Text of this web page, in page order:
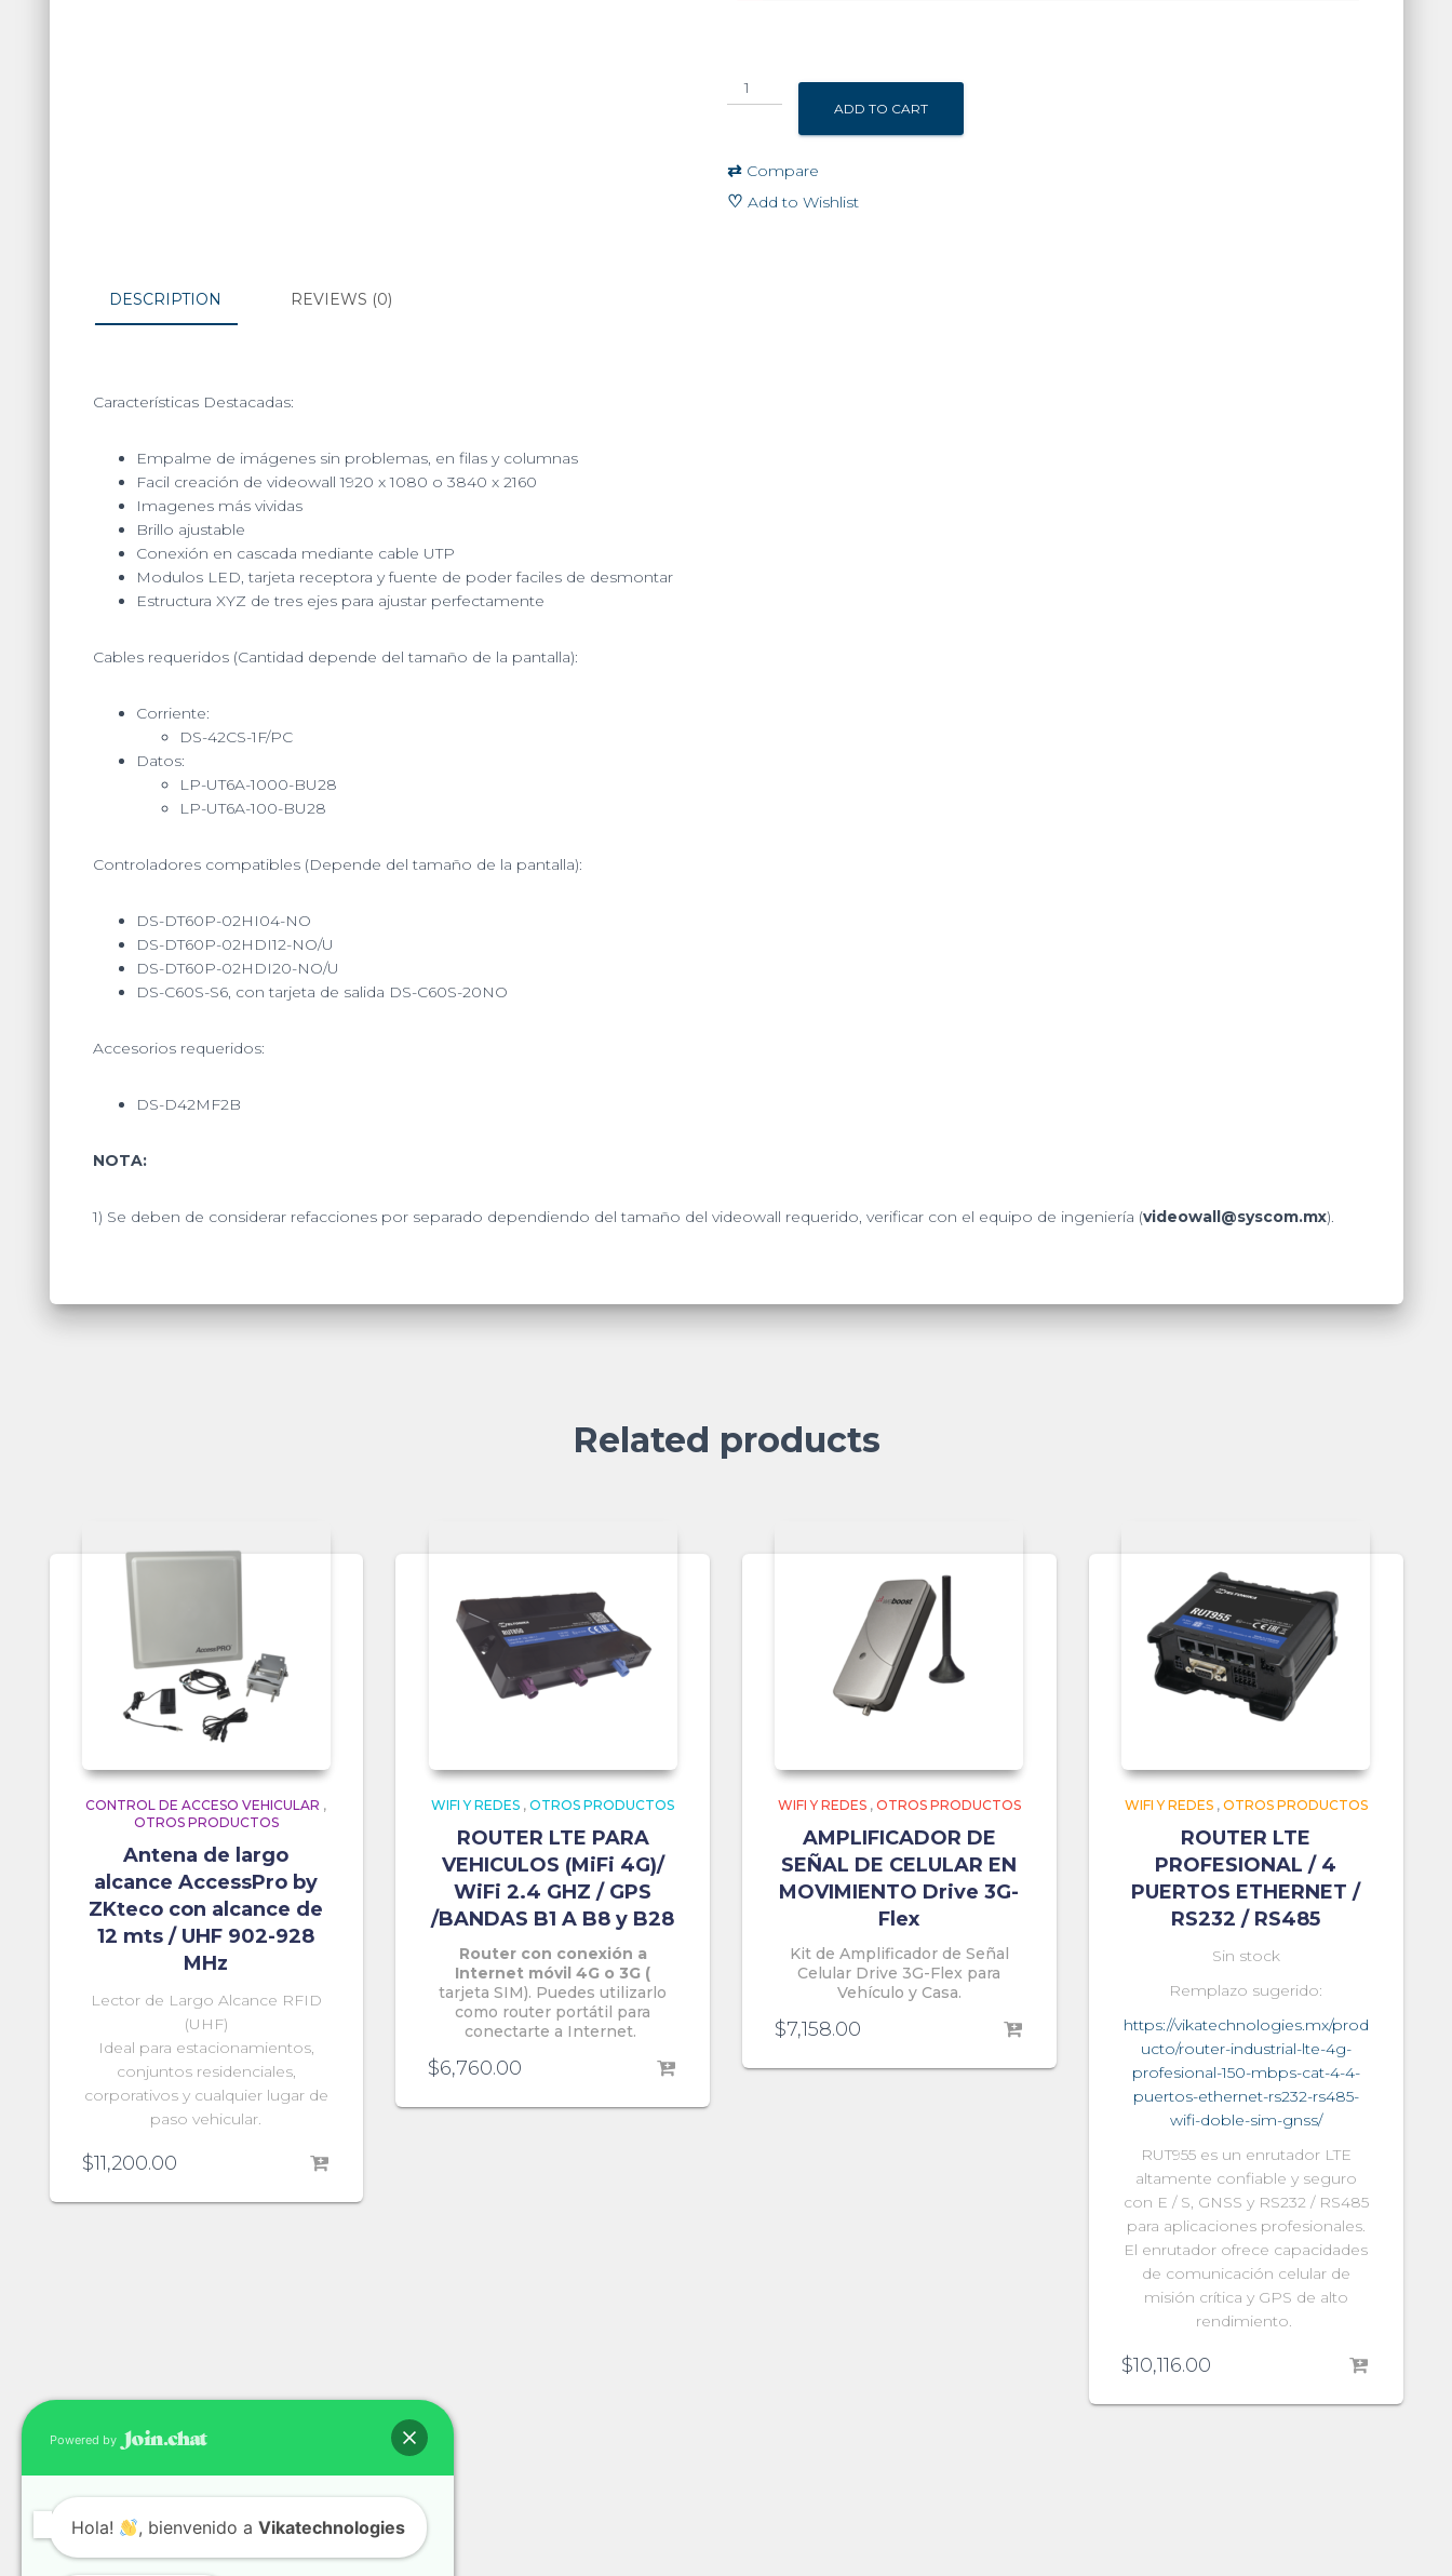
Modulo
LED
/
SMD
ADD TO CART
⇄ Compare
♡ Add to Wishlist
DESCRIPTION REVIEWS (0)
Características Destacadas:
Empalme de imágenes sin problemas, en filas y columnas
Facil creación de videowall 1920 x 1080 o 3840 x 2160
Imagenes más vividas
Brillo ajustable
Conexión en cascada mediante cable UTP
Modulos LED, tarjeta receptora y fuente de poder faciles de desmontar
Estructura XYZ de tres ejes para ajustar perfectamente
Cables requeridos (Cantidad depende del tamaño de la pantalla):
Corriente:
DS-42CS-1F/PC
Datos:
LP-UT6A-1000-BU28
LP-UT6A-100-BU28
Controladores compatibles (Depende del tamaño de la pantalla):
DS-DT60P-02HI04-NO
DS-DT60P-02HDI12-NO/U
DS-DT60P-02HDI20-NO/U
DS-C60S-S6, con tarjeta de salida DS-C60S-20NO
Accesorios requeridos:
DS-D42MF2B
NOTA:
1) Se deben de considerar refacciones por separado dependiendo del tamaño del videowall requerido, verificar con el equipo de ingeniería (videowall@syscom.mx).
Related products
CONTROL DE ACCESO VEHICULAR ,
OTROS PRODUCTOS
Antena de largo
alcance AccessPro by
ZKteco con alcance de
12 mts / UHF 902-928
MHz
Lector de Largo Alcance RFID
(UHF)
Ideal para estacionamientos,
conjuntos residenciales,
corporativos y cualquier lugar de
paso vehicular.
$11,200.00
WIFI Y REDES ,OTROS PRODUCTOS
ROUTER LTE PARA
VEHICULOS (MiFi 4G)/
WiFi 2.4 GHZ / GPS
/BANDAS B1 A B8 y B28
Router con conexión a
Internet móvil 4G o 3G (
tarjeta SIM). Puedes utilizarlo
como router portátil para
conectarte a Internet.
$6,760.00
WIFI Y REDES, OTROS PRODUCTOS
AMPLIFICADOR DE
SEÑAL DE CELULAR EN
MOVIMIENTO Drive 3G-
Flex
Kit de Amplificador de Señal
Celular Drive 3G-Flex para
Vehículo y Casa.
$7,158.00
WIFI Y REDES, OTROS PRODUCTOS
ROUTER LTE
PROFESIONAL / 4
PUERTOS ETHERNET /
RS232 / RS485
Sin stock
Remplazo sugerido:
https://vikatechnologies.mx/prod
ucto/router-industrial-lte-4g-
profesional-150-mbps-cat-4-4-
puertos-ethernet-rs232-rs485-
wifi-doble-sim-gnss/
RUT955 es un enrutador LTE
altamente confiable y seguro
con E / S, GNSS y RS232 / RS485
para aplicaciones profesionales.
El enrutador ofrece capacidades
de comunicación celular de
misión crítica y GPS de alto
rendimiento.
$10,116.00
Powered by
Hola! , bienvenido aVikatechnologies